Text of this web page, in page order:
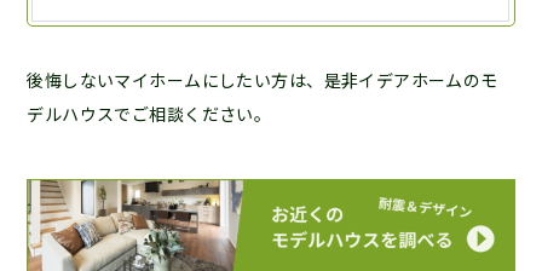
後悔しないマイホームにしたい方は、是非イデアホームのモ
デルハウスでご相談ください。